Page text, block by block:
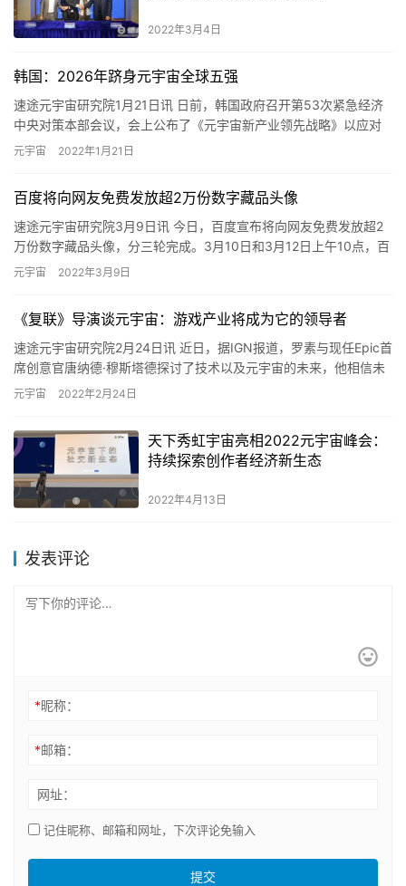
2022年3月4日
韩国：2026年跻身元宇宙全球五强
速途元宇宙研究院1月21日讯 日前，韩国政府召开第53次紧急经济
中央对策本部会议，会上公布了《元宇宙新产业领先战略》以应对
元宇宙带来的经济和社会变化。到2026年韩国在全球元宇宙市…
元宇宙 2022年1月21日
百度将向网友免费发放超2万份数字藏品头像
速途元宇宙研究院3月9日讯 今日，百度宣布将向网友免费发放超2
万份数字藏品头像，分三轮完成。3月10日和3月12日上午10点，百
度将分别发放8888份“会说话的汤姆猫”系列徽章，领…
元宇宙 2022年3月9日
《复联》导演谈元宇宙：游戏产业将成为它的领导者
速途元宇宙研究院2月24日讯 近日，据IGN报道，罗素与现任Epic首
席创意官唐纳德·穆斯塔德探讨了技术以及元宇宙的未来，他相信未
来将是虚拟的：“传统的电影制品厂不了解技术，这不是…
元宇宙 2022年2月24日
天下秀虹宇宙亮相2022元宇宙峰会：
持续探索创作者经济新生态
2022年4月13日
发表评论
*昵称：
*邮箱：
网址：
记住昵称、邮箱和网址，下次评论免输入
提交